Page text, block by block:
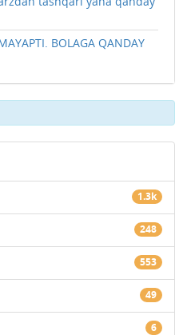
BOLAGA QANDAY
1.3k
248
553
49
6